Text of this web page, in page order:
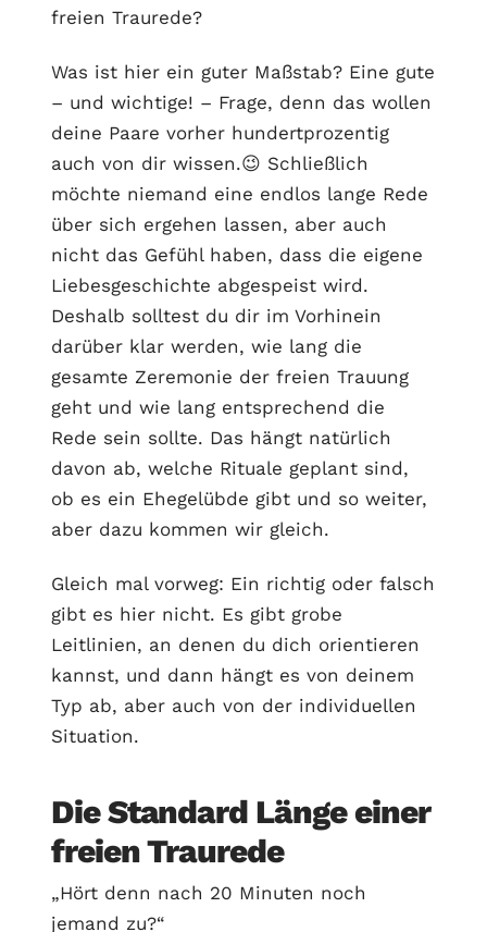
freien Traurede?
Was ist hier ein guter Maßstab? Eine gute
– und wichtige! – Frage, denn das wollen
deine Paare vorher hundertprozentig
auch von dir wissen.😉 Schließlich
möchte niemand eine endlos lange Rede
über sich ergehen lassen, aber auch
nicht das Gefühl haben, dass die eigene
Liebesgeschichte abgespeist wird.
Deshalb solltest du dir im Vorhinein
darüber klar werden, wie lang die
gesamte Zeremonie der freien Trauung
geht und wie lang entsprechend die
Rede sein sollte. Das hängt natürlich
davon ab, welche Rituale geplant sind,
ob es ein Ehegelübde gibt und so weiter,
aber dazu kommen wir gleich.
Gleich mal vorweg: Ein richtig oder falsch
gibt es hier nicht. Es gibt grobe
Leitlinien, an denen du dich orientieren
kannst, und dann hängt es von deinem
Typ ab, aber auch von der individuellen
Situation.
Die Standard Länge einer
freien Traurede
„Hört denn nach 20 Minuten noch
jemand zu?“